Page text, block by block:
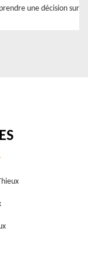
une décision sur